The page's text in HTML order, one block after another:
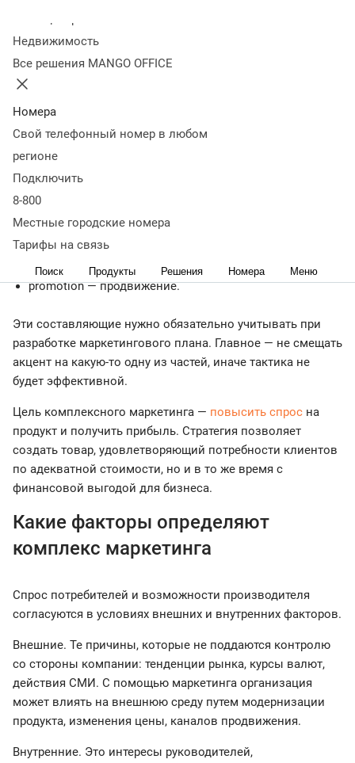
Недвижимость
Все решения MANGO OFFICE
Номера
Свой телефонный номер в любом
регионе
Подключить
8-800
Местные городские номера
Тарифы на связь
Поиск Продукты Решения Номера Меню
5P
главное
Что такое маркетинг-микс
Маркетинг-микс или комплекс маркетинга — это набор
инструментов для ведения определенной тактики
бизнеса. В его базовую модель входят ключевые
элементы:
product — продукт;
price — цена;
place — место продажи;
promotion — продвижение.
Эти составляющие нужно обязательно учитывать при
разработке маркетингового плана. Главное — не смещать
акцент на какую-то одну из частей, иначе тактика не
будет эффективной.
Цель комплексного маркетинга — повысить спрос на
продукт и получить прибыль. Стратегия позволяет
создать товар, удовлетворяющий потребности клиентов
по адекватной стоимости, но и в то же время с
финансовой выгодой для бизнеса.
Какие факторы определяют
комплекс маркетинга
Спрос потребителей и возможности производителя
согласуются в условиях внешних и внутренних факторов.
Внешние. Те причины, которые не поддаются контролю
со стороны компании: тенденции рынка, курсы валют,
действия СМИ. С помощью маркетинга организация
может влиять на внешнюю среду путем модернизации
продукта, изменения цены, каналов продвижения.
Внутренние. Это интересы руководителей,